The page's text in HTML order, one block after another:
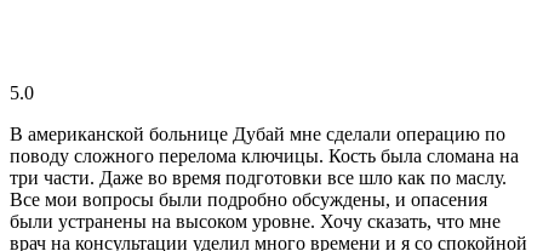
5.0
В американской больнице Дубай мне сделали операцию по
поводу сложного перелома ключицы. Кость была сломана на
три части. Даже во время подготовки все шло как по маслу.
Все мои вопросы были подробно обсуждены, и опасения
были устранены на высоком уровне. Хочу сказать, что мне
врач на консультации уделил много времени и я со спокойной